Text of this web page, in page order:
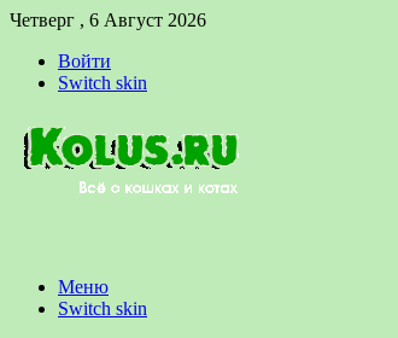
Четверг , 6 Август 2026
Войти
Switch skin
Меню
Switch skin